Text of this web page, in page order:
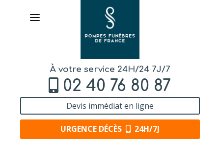
À votre service 24H/24 7J/7
02 40 76 80 87
Devis immédiat en ligne
URGENCE DÉCÈS 24H/7J